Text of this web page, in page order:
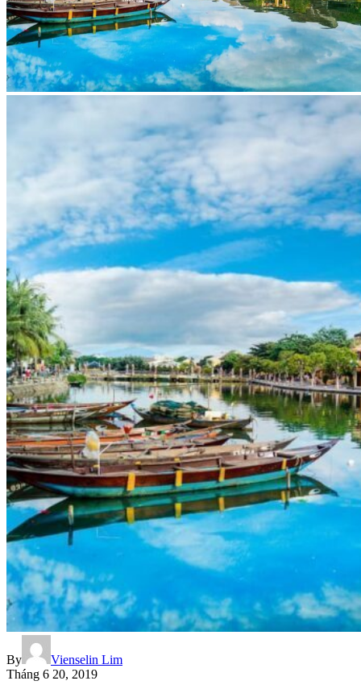
By
Vienselin Lim
Tháng 6 20, 2019